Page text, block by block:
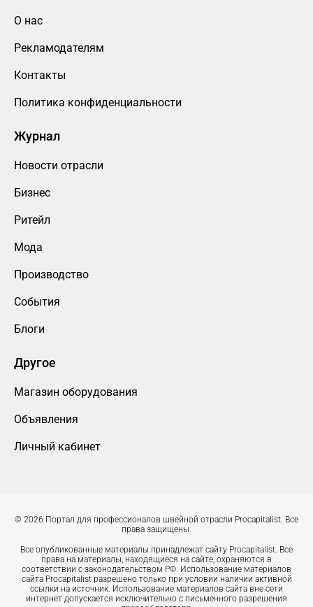
О нас
Рекламодателям
Контакты
Политика конфиденциальности
Журнал
Новости отрасли
Бизнес
Ритейл
Мода
Производство
События
Блоги
Другое
Магазин оборудования
Объявления
Личный кабинет
© 2026 Портал для профессионалов швейной отрасли Procapitalist. Все
права защищены.
Все опубликованные материалы принадлежат сайту Procapitalist. Все
права на материалы, находящиеся на сайте, охраняются в
соответствии с законодательством РФ. Использование материалов
сайта Procapitalist разрешено только при условии наличии активной
ссылки на источник. Использование материалов сайта вне сети
интернет допускается исключительно с письменного разрешения